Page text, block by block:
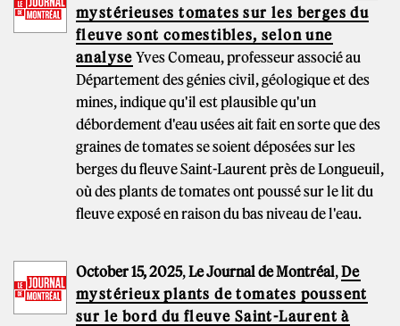
mystérieuses tomates sur les berges du
fleuve sont comestibles, selon une
analyse Yves Comeau, professeur associé au
Département des génies civil, géologique et des
mines, indique qu'il est plausible qu'un
débordement d'eau usées ait fait en sorte que des
graines de tomates se soient déposées sur les
berges du fleuve Saint-Laurent près de Longueuil,
où des plants de tomates ont poussé sur le lit du
fleuve exposé en raison du bas niveau de l'eau.
October 15, 2025,Le Journal de Montréal,De
mystérieux plants de tomates poussent
sur le bord du fleuve Saint-Laurent à